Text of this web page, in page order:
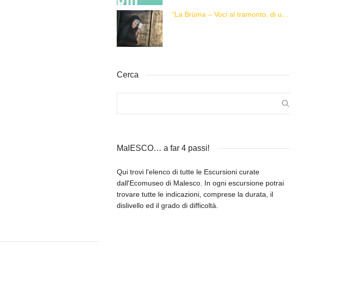
“La Brüma – Voci al tramonto, di una vita e di un’epoca”
Cerca
MalESCO… a far 4 passi!
Qui trovi l'elenco di tutte le Escursioni curate
dall'Ecomuseo di Malesco. In ogni escursione potrai
trovare tutte le indicazioni, comprese la durata, il
dislivello ed il grado di difficoltà.